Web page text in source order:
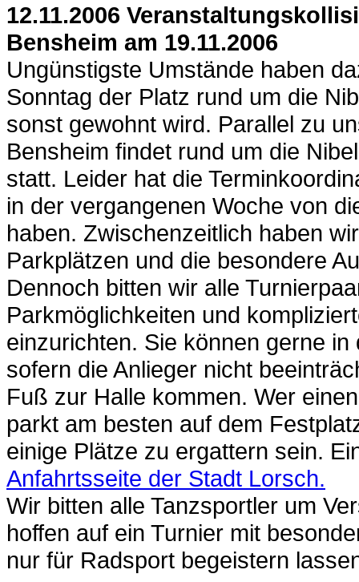
12.11.2006
Bensheim am 19.11.2006
Ungünstigste Umstände haben
Sonntag der Platz rund um die
sonst gewohnt wird. Parallel zu
Bensheim findet rund um die
statt. Leider hat die
in der vergangenen Woche von
haben. Zwischenzeitlich haben
Parkplätzen und die besondere
Dennoch bitten wir alle
Parkmöglichkeiten und
einzurichten. Sie können gerne
sofern die Anlieger nicht
Fuß zur Halle kommen. Wer
parkt am besten auf dem
einige Plätze zu ergattern sein.
Anfahrtsseite der Stadt Lorsch.
Wir bitten alle Tanzsportler um
hoffen auf ein Turnier mit
nur für Radsport begeistern